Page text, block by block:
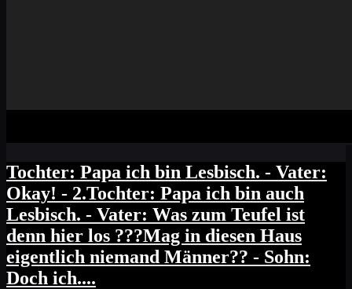
Tochter: Papa ich bin Lesbisch. - Vater:
Okay! - 2.Tochter: Papa ich bin auch
Lesbisch. - Vater: Was zum Teufel ist
denn hier los ???Mag in diesen Haus
eigentlich niemand Männer?? - Sohn:
Doch ich....